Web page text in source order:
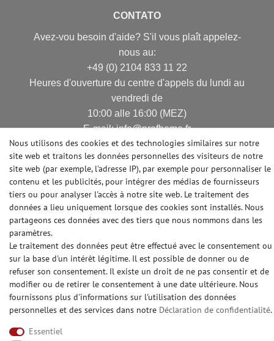
CONTATO
Avez-vou besoin d'aide? S'il vous plaît appelez-
nous au:
+49 (0) 2104 833 11 22
Heures d'ouverture du centre d'appels du lundi au
vendredi de
10:00 alle 16:00 (MEZ)
E-mail: info@profhome.fr
MODES DE PAIEMENT
© Copyright 2026 | e-Delux GmbH
Nous utilisons des cookies et des technologies similaires sur notre
site web et traitons les données personnelles des visiteurs de notre
site web (par exemple, l'adresse IP), par exemple pour personnaliser le
contenu et les publicités, pour intégrer des médias de fournisseurs
tiers ou pour analyser l'accès à notre site web. Le traitement des
données a lieu uniquement lorsque des cookies sont installés. Nous
partageons ces données avec des tiers que nous nommons dans les
paramètres.
Le traitement des données peut être effectué avec le consentement ou
sur la base d'un intérêt légitime. Il est possible de donner ou de
refuser son consentement. Il existe un droit de ne pas consentir et de
modifier ou de retirer le consentement à une date ultérieure. Nous
fournissons plus d'informations sur l'utilisation des données
personnelles et des services dans notre Déclaration de confidentialité.
Essentiel